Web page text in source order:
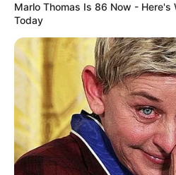
Marlo Thomas Is 86 Now - Here's
Today